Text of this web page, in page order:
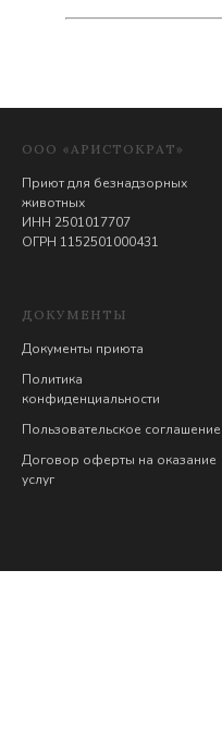
ООО «АРИСТОКРАТ»
Приют для безнадзорных
животных
ИНН 2501017707
ОГРН 1152501000431
ДОКУМЕНТЫ
Документы приюта
Политика
конфиденциальности
Пользовательское соглашение
Договор оферты на оказание
услуг